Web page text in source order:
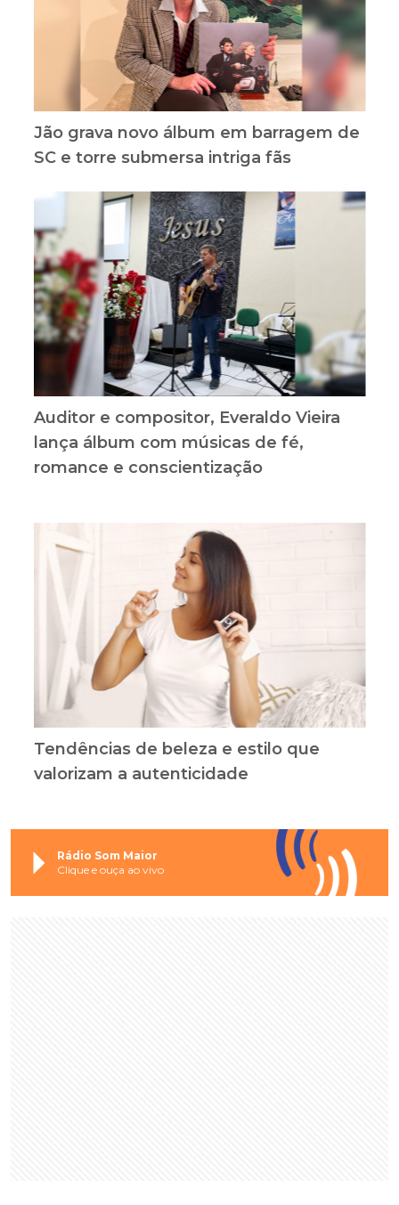
Jão grava novo álbum em barragem de
SC e torre submersa intriga fãs
Auditor e compositor, Everaldo Vieira
lança álbum com músicas de fé,
romance e conscientização
Tendências de beleza e estilo que
valorizam a autenticidade
Rádio Som Maior
Clique e ouça ao vivo